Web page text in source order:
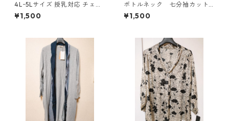
4Lｰ5Lサイズ 授乳対応 チェッ
ク柄 半袖ルームウェア マタニ
ティ ブルー系/グレー ◆KIY-1
¥1,500
ボトルネック 七分袖カット
ソー ４Ｌ マスタード KA
E-4816
¥1,500